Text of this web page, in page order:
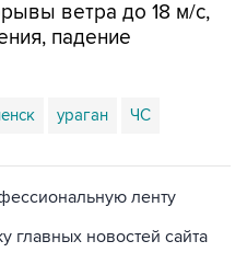
главных новостей сайта
в официальном